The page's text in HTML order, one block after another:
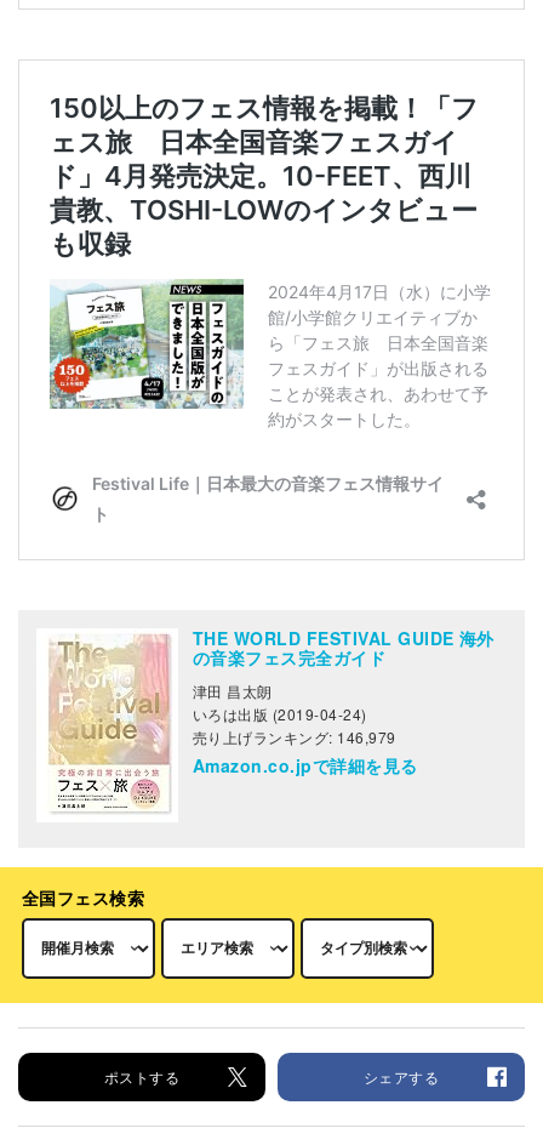
THE WORLD FESTIVAL GUIDE 海外
の音楽フェス完全ガイド
津田 昌太朗
いろは出版 (2019-04-24)
売り上げランキング: 146,979
Amazon.co.jpで詳細を見る
全国フェス検索
ポストする シェアする